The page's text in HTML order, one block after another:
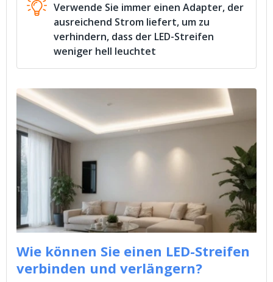
Verwende Sie immer einen Adapter, der
ausreichend Strom liefert, um zu
verhindern, dass der LED-Streifen
weniger hell leuchtet
Wie können Sie einen LED-Streifen
verbinden und verlängern?